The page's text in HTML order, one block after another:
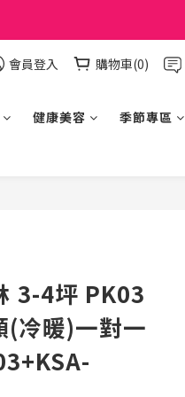
會員登入 購物車(0)
健康美容 季節專區
3-4坪 PK03
(冷暖)一對一